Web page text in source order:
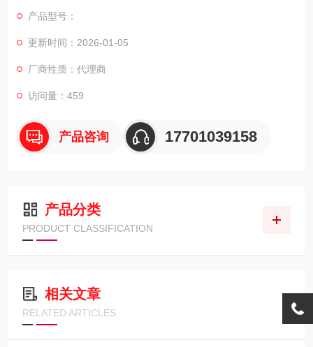
产品型号：
更新时间：2026-01-05
厂商性质：代理商
访问量：459
产品咨询 17701039158
产品分类
PRODUCT CLASSIFICATION
相关文章
RELATED ARTICLES